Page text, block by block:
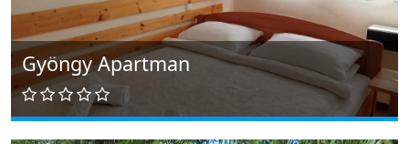
Gyöngy Apartman